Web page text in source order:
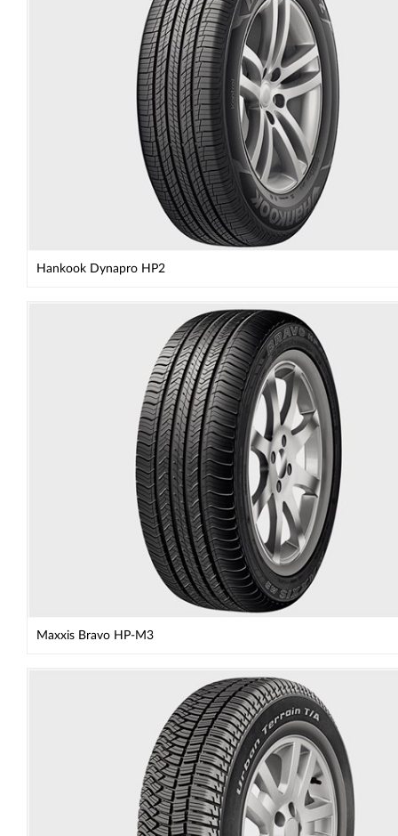
Hankook Dynapro HP2
Maxxis Bravo HP-M3